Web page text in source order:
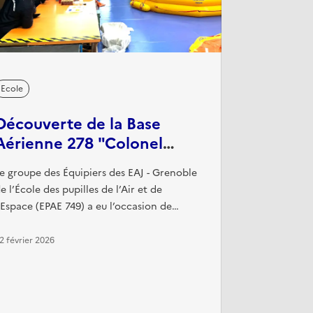
Ecole
de la Base
278 "Colonel
et de l’AIA
en-Bugey
groupe des Équipiers des EAJ - Grenoble
l’École des pupilles de l’Air et de
(EPAE 749) a eu l’occasion de
ainsi que l’Atelier Industriel
février 2026